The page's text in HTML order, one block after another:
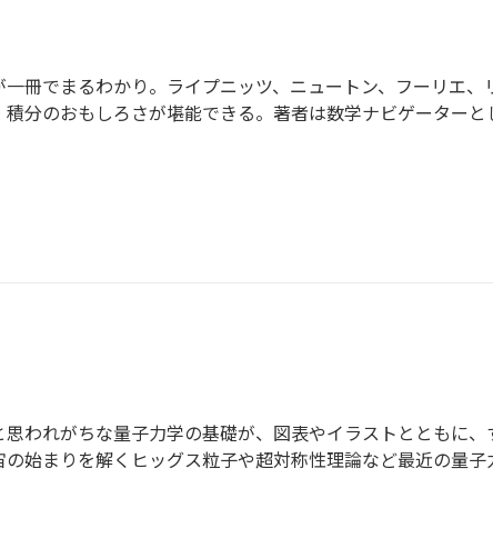
冊でまるわかり。ライプニッツ、ニュートン、フーリエ、
分のおもしろさが堪能できる。著者は数学ナビゲーター
われがちな量子力学の基礎が、図表やイラストとともに
始まりを解くヒッグス粒子や超対称性理論など最近の量